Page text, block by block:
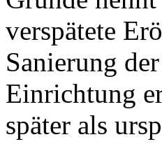
verspätete
Sanierung
Einrichtung
später als